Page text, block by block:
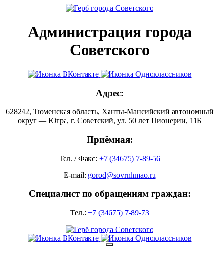
Администрация города
Советского
Адрес:
628242, Тюменская область, Ханты-Мансийский автономный
округ — Югра, г. Советский, ул. 50 лет Пионерии, 11Б
Приёмная:
Тел. / Факс: +7 (34675) 7-89-56
E-mail: gorod@sovrnhmao.ru
Специалист по обращениям граждан:
Тел.: +7 (34675) 7-89-73